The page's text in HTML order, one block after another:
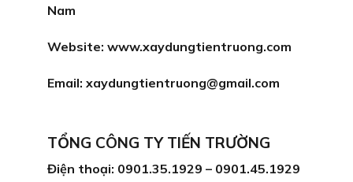
Nam
Website: www.xaydungtientruong.com
Email: xaydungtientruong@gmail.com
TỔNG CÔNG TY TIẾN TRƯỜNG
Điện thoại: 0901.35.1929 – 0901.45.1929